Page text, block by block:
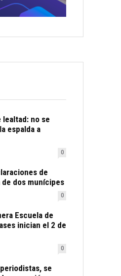
lealtad: no se
espalda a
0
de
dos munícipes
0
Escuela de
inician el 2 de
0
se